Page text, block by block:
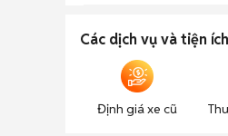
Các dịch vụ và tiện ích
Định giá xe cũ